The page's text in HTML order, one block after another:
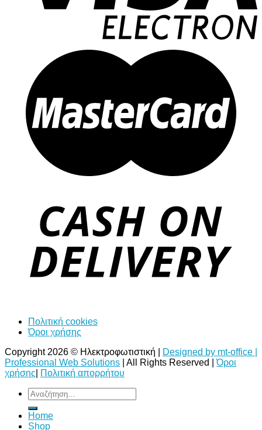
Πολιτική cookies
Όροι χρήσης
Copyright 2026 © Ηλεκτροφωτιστική |
Designed by mt-office |
Professional Web Solutions | All Rights Reserved |Όροι
χρήσης
Πολιτική απορρήτου
Αναζήτηση
για:
Home
Shop